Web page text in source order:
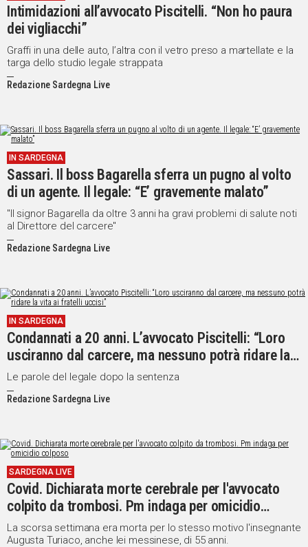
Intimidazioni all’avvocato Piscitelli. “Non ho paura
dei vigliacchi”
Graffi in una delle auto, l’altra con il vetro preso a martellate e la
targa dello studio legale strappata
Redazione Sardegna Live
IN SARDEGNA
Sassari. Il boss Bagarella sferra un pugno al volto
di un agente. Il legale: “E’ gravemente malato”
"Il signor Bagarella da oltre 3 anni ha gravi problemi di salute noti
al Direttore del carcere"
Redazione Sardegna Live
IN SARDEGNA
Condannati a 20 anni. L’avvocato Piscitelli: “Loro
usciranno dal carcere, ma nessuno potrà ridare la
vita ai fratelli uccisi”
Le parole del legale dopo la sentenza
Redazione Sardegna Live
SARDEGNA LIVE
Covid. Dichiarata morte cerebrale per l'avvocato
colpito da trombosi. Pm indaga per omicidio
colposo
La scorsa settimana era morta per lo stesso motivo l'insegnante
Augusta Turiaco, anche lei messinese, di 55 anni.